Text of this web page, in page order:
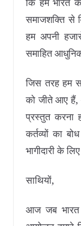
समाजशक्ति से
हम अपनी
समाहित
जिस तरह हम
को जीते आए
प्रस्तुत करना
कर्तव्यों का
भागीदारी के
साथियों,
आज जब भारत